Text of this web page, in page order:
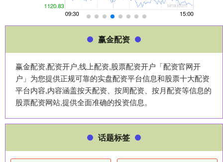
赢金配资
赢金配资,配资开户,线上配资,股票配资开户「配资官网开
户」为您提供正规可靠的实盘配资平台信息和股票十大配资
平台内容,内容涵盖按天配资、按周配资、按月配资等信息的
股票配资网站,提供全面准确的投资信息。
话题标签